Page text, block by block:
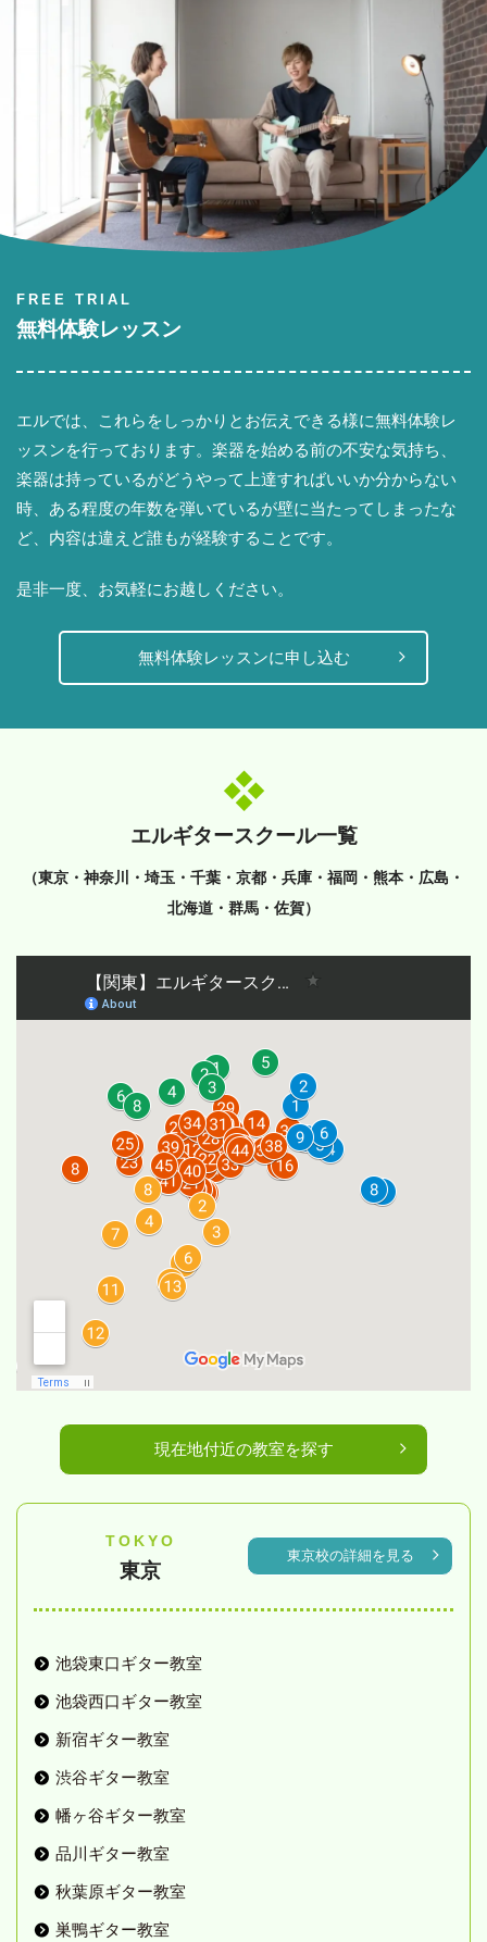
FREE TRIAL
無料体験レッスン
エルでは、これらをしっかりとお伝えできる様に無料体験レ
ッスンを行っております。楽器を始める前の不安な気持ち、
楽器は持っているがどうやって上達すればいいか分からない
時、ある程度の年数を弾いているが壁に当たってしまったな
ど、内容は違えど誰もが経験することです。
是非一度、お気軽にお越しください。
無料体験レッスンに申し込む
エルギタースクール一覧
（東京・神奈川・埼玉・千葉・京都・兵庫・福岡・熊本・広島・
北海道・群馬・佐賀）
現在地付近の教室を探す
TOKYO
東京
東京校の詳細を見る
池袋東口ギター教室
池袋西口ギター教室
新宿ギター教室
渋谷ギター教室
幡ヶ谷ギター教室
品川ギター教室
秋葉原ギター教室
巣鴨ギター教室